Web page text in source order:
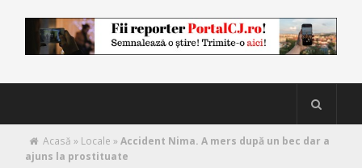
Acasă » Locale »Accident Nima. A mers după un bec dar a
ajuns la prostituate